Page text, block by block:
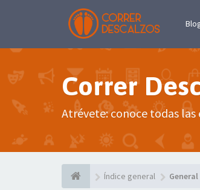
Correr
Atrévete: conoce todas las
Índice general General